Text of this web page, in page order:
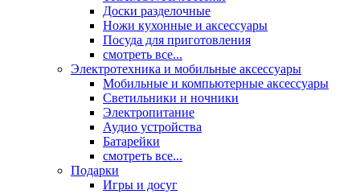
Доски разделочные
Ножи кухонные и аксессуары
Посуда для приготовления
смотреть все...
Электротехника и мобильные аксессуары
Мобильные и компьютерные аксессуары
Светильники и ночники
Электропитание
Аудио устройства
Батарейки
смотреть все...
Подарки
Игры и досуг